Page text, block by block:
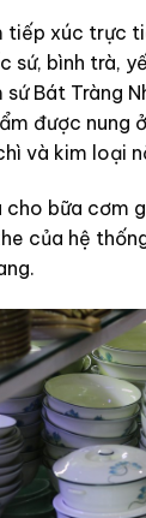
tiếp xúc trực
sứ, bình trà,
Bát Tràng
được nung
và kim loại
bữa cơm
của hệ